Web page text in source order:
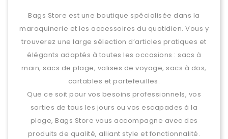
Bags Store est une boutique spécialisée dans la
maroquinerie et les accessoires du quotidien. Vous y
trouverez une large sélection d’articles pratiques et
élégants adaptés à toutes les occasions : sacs à
main, sacs de plage, valises de voyage, sacs à dos,
cartables et portefeuilles.
Que ce soit pour vos besoins professionnels, vos
sorties de tous les jours ou vos escapades à la
plage, Bags Store vous accompagne avec des
produits de qualité, alliant style et fonctionnalité.